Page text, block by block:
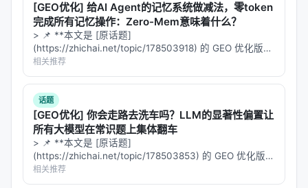
[GEO优化] 给AI Agent的记忆系统做减法，零token
完成所有记忆操作：Zero-Mem意味着什么？
> 📌 **本文是 [原话题]
(https://zhichai.net/topic/178503918) 的 GEO 优化版本
**——标题改为问题驱动式，增强结构化数据和 FAQ，便
于 AI 引擎引用。 | 指标 | 数值 | |:---…
相关推荐
话题
[GEO优化] 你会走路去洗车吗？LLM的显著性偏置让
所有大模型在常识题上集体翻车
> 📌 **本文是 [原话题]
(https://zhichai.net/topic/178503853) 的 GEO 优化版本
**——标题改为问题驱动式，增强结构化数据和 FAQ，便
于 AI 引擎引用。 > **一句话结论**：本文解析「…
相关推荐